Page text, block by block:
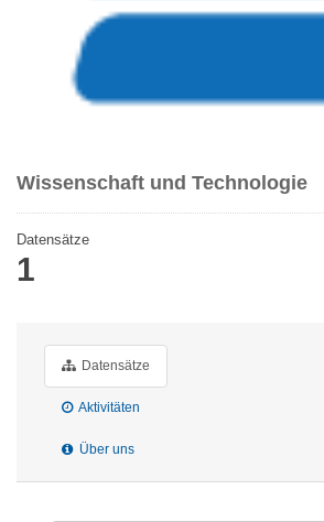
Wissenschaft und Technologie
Datensätze
1
Datensätze
Aktivitäten
Über uns